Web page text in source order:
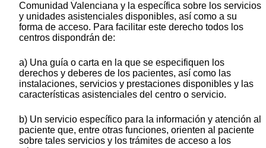
Comunidad Valenciana y la específica sobre los servicios
y unidades asistenciales disponibles, así como a su
forma de acceso. Para facilitar este derecho todos los
centros dispondrán de:
a) Una guía o carta en la que se especifiquen los
derechos y deberes de los pacientes, así como las
instalaciones, servicios y prestaciones disponibles y las
características asistenciales del centro o servicio.
b) Un servicio específico para la información y atención al
paciente que, entre otras funciones, orienten al paciente
sobre tales servicios y los trámites de acceso a los